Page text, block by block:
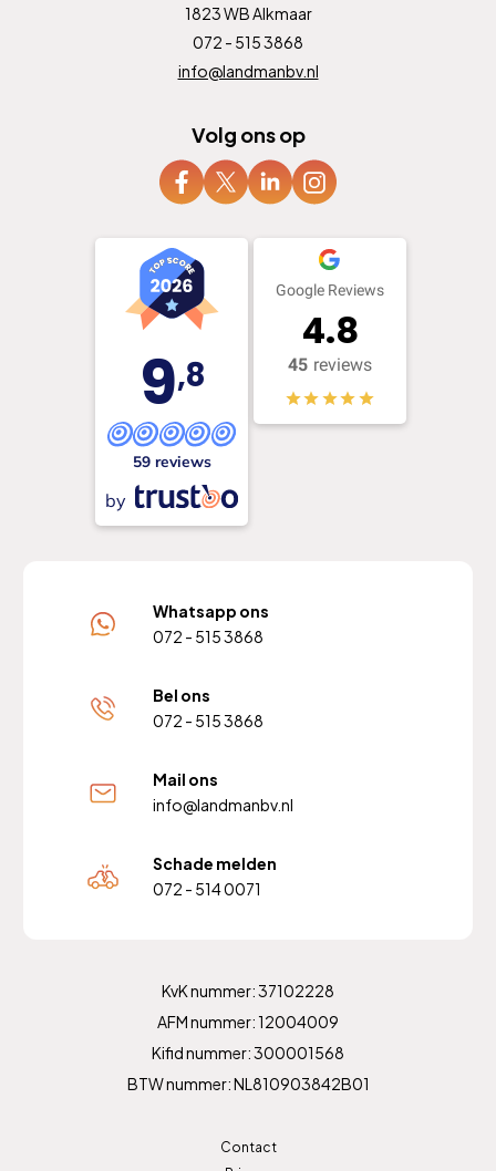
1823 WB Alkmaar
072 - 515 3868
info@landmanbv.nl
Volg ons op
9,8
59 reviews
by
Google Reviews
4.8
45 reviews
Whatsapp ons
072 - 515 3868
Bel ons
072 - 515 3868
Mail ons
info@landmanbv.nl
Schade melden
072 - 514 0071
KvK nummer: 37102228
AFM nummer: 12004009
Kifid nummer: 300001568
BTW nummer: NL810903842B01
Contact